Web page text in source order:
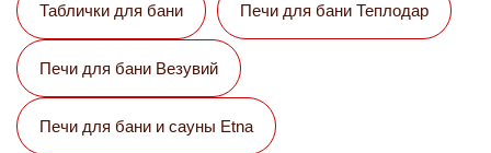
Таблички для бани Печи для бани Теплодар
Печи для бани Везувий
Печи для бани и сауны Etna